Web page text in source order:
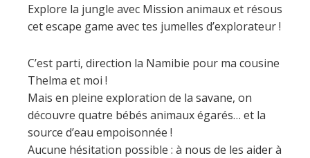
Explore la jungle avec Mission animaux et résous
cet escape game avec tes jumelles d’explorateur !
C’est parti, direction la Namibie pour ma cousine
Thelma et moi !
Mais en pleine exploration de la savane, on
découvre quatre bébés animaux égarés… et la
source d’eau empoisonnée !
Aucune hésitation possible : à nous de les aider à